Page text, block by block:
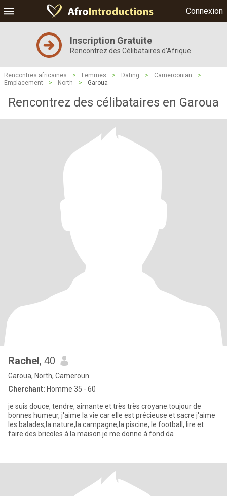
Connexion
Inscription Gratuite
Rencontrez des Célibataires d'Afrique
Rencontres africaines > Femmes > Dating > Cameroonian
>
Emplacement
> North > Garoua
Rencontrez des célibataires en Garoua
Rachel, 40
Garoua, North, Cameroun
Cherchant: Homme 35 - 60
je suis douce, tendre, aimante et très très croyane.toujour de
bonnes humeur, j'aime la vie car elle est précieuse et sacre j'aime
les balades,la nature,la campagne,la piscine, le football, lire et
faire des bricoles à la maison.je me donne à fond da